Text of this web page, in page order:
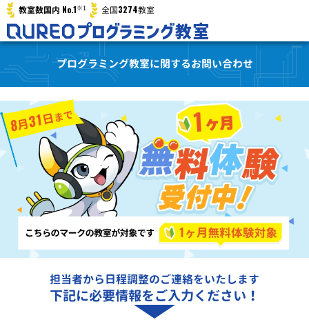
教室数国内 No.1※1 全国3274教室
プログラミング教室に関するお問い合わせ
担当者から日程調整のご連絡をいたします
下記に必要情報をご入力ください！